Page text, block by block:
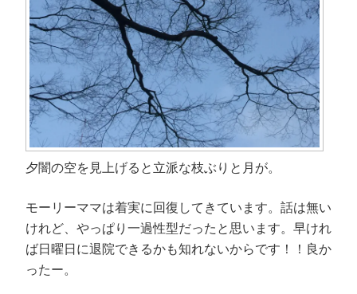
夕闇の空を見上げると立派な枝ぶりと月が。
モーリーママは着実に回復してきています。話は無い
けれど、やっぱり一過性型だったと思います。早けれ
ば日曜日に退院できるかも知れないからです！！良か
ったー。